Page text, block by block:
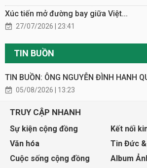
Xúc tiến mở đường bay giữa Việt...
27/07/2026 | 23:41
TIN BUỒN
TIN BUỒN: ÔNG NGUYỄN ĐÌNH HANH
05/08/2026 | 13:23
TRUY CẬP NHANH
Sự kiện cộng đồng
Kết nối
Văn hóa
Tin Đức
Cuộc sống cộng đồng
Album